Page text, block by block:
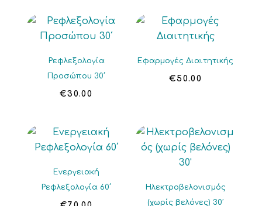
Ρεφλεξολογία
Προσώπου 30΄
€30.00
Εφαρμογές Διαιτητικής
€50.00
Ενεργειακή
Ρεφλεξολογία 60΄
Ηλεκτροβελονισμός
(χωρίς βελόνες) 30′